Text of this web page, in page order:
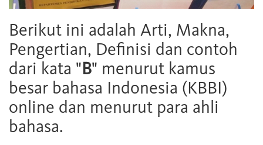
Berikut ini adalah Arti, Makna,
Pengertian, Definisi dan contoh
dari kata "B" menurut kamus
besar bahasa Indonesia (KBBI)
online dan menurut para ahli
bahasa.